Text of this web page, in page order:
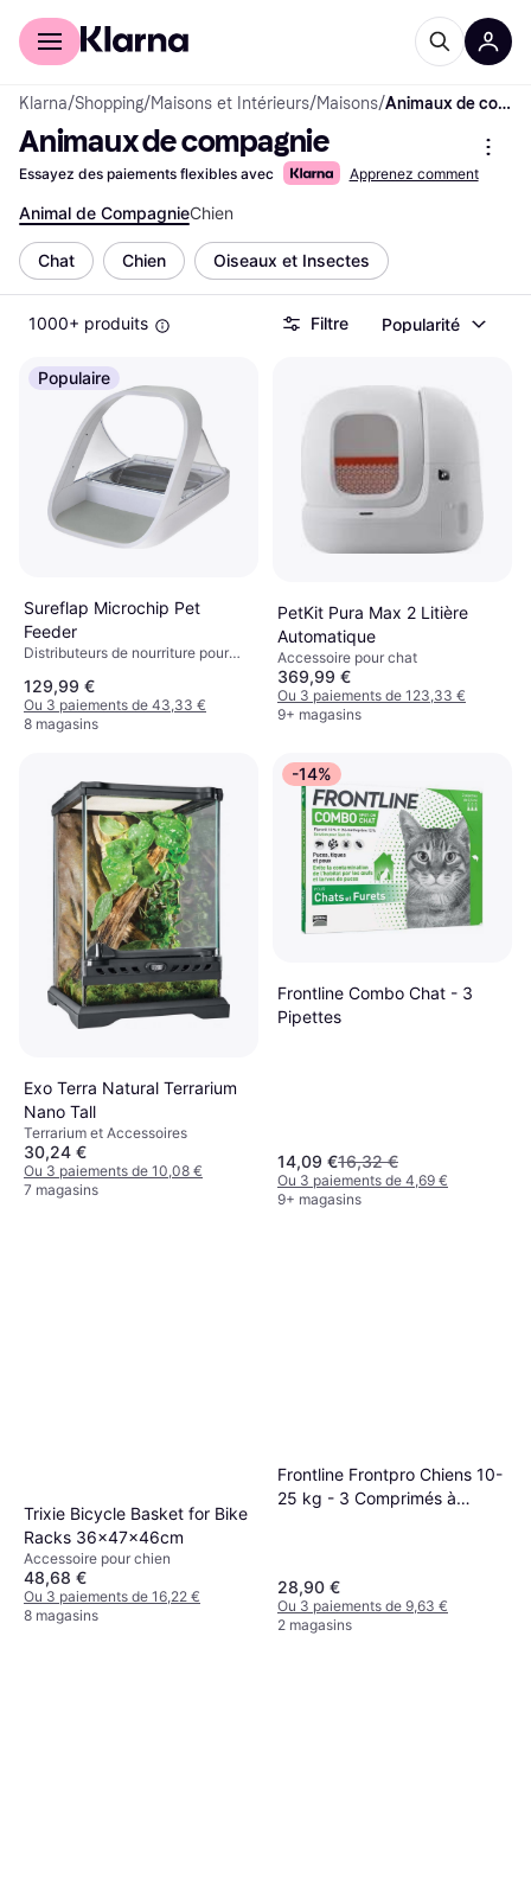
Acheter avec Klarna
Klarna/Shopping/Maisons et Intérieurs/Maisons/ Animaux de compagnie
Animaux de compagnie
Essayez des paiements flexibles avec Apprenez comment
Animal de CompagnieChien
Chat Chien Oiseaux et Insectes
1000+ produits Filtre Popularité
Populaire
Sureflap Microchip Pet
Feeder
Distributeurs de nourriture pour
129,99 €
Ou 3 paiements de 43,33 €
8 magasins
PetKit Pura Max 2 Litière
Automatique
Accessoire pour chat
369,99 €
Ou 3 paiements de 123,33 €
9+ magasins
Exo Terra Natural Terrarium
Nano Tall
Terrarium et Accessoires
30,24 €
Ou 3 paiements de 10,08 €
7 magasins
-14%
Frontline Combo Chat - 3
Pipettes
14,09 €16,32 €
Ou 3 paiements de 4,69 €
9+ magasins
Trixie Bicycle Basket for Bike
Racks 36x47x46cm
Accessoire pour chien
48,68 €
Ou 3 paiements de 16,22 €
8 magasins
Frontline Frontpro Chiens 10-
25 kg - 3 Comprimés à
28,90 €
Ou 3 paiements de 9,63 €
2 magasins